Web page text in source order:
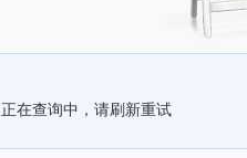
正在查询中，请刷新重试